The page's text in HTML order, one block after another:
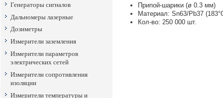
Генераторы сигналов
Дальномеры лазерные
Дозиметры
Измерители заземления
Измерители параметров
электрических сетей
Измерители сопротивления
изоляции
Измерители температуры и
Припой-шарики (ø 0.3 мм)
Материал: Sn63/Pb37
Кол-во: 250 000 шт.